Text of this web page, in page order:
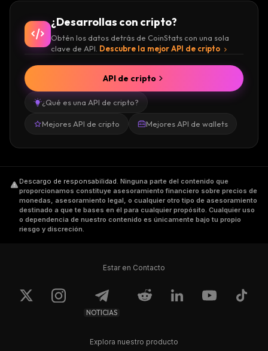
¿Desarrollas con cripto?
Obtén los datos detrás de CoinStats con una sola
clave de API. Descubre la mejor API de cripto
¿Qué es una API de cripto?
Mejores API de cripto Mejores API de wallets
API de cripto
Descargo de responsabilidad. Ninguna parte del contenido que
proporcionamos constituye asesoramiento financiero sobre precios de
monedas, asesoramiento legal, o cualquier otro tipo de asesoramiento
destinado a que te bases en él para cualquier propósito. Cualquier uso
o dependencia de nuestro contenido es únicamente bajo tu propio
riesgo y discreción.
Estar en Contacto
NOTICIAS
Explora nuestro producto